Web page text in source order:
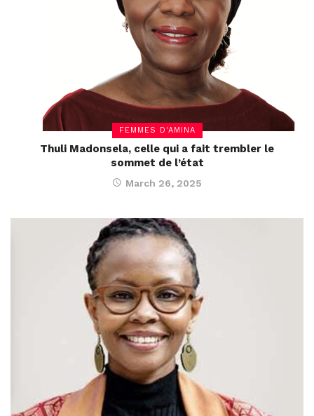
FEMMES D'AMINA
Thuli Madonsela, celle qui a fait trembler le
sommet de l’état
March 26, 2025